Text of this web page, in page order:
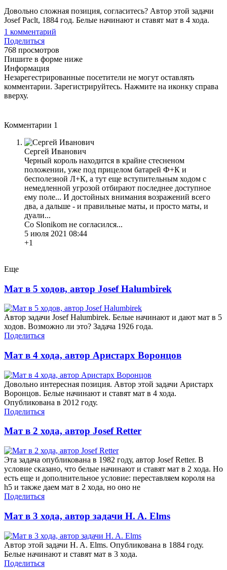
Довольно сложная позиция, согласитесь? Автор этой задачи
Josef Paclt, 1884 год. Белые начинают и ставят мат в 4 хода.
1 комментарий
Поделиться
768 просмотров
Пишите в форме ниже
Информация
Незарегестрированные посетители не могут оставлять
комментарии. Зарегистрируйтесь. Нажмите на иконку справа
вверху.
Комментарии 1
Сергей Иванович
Черный король находится в крайне стесненом
положении, уже под прицелом батарей Ф+К и
бесполезной Л+К, а тут еще вступительным ходом с
немедленной угрозой отбирают последнее доступное
ему поле... И достойных внимания возражений всего
два, а дальше - и правильные маты, и просто маты, и
дуали...
Со Slonikom не согласился...
5 июля 2021 08:44
+1
Еще
Мат в 5 ходов, автор Josef Halumbirek
Автор задачи Josef Halumbirek. Белые начинают и дают мат в 5
ходов. Возможно ли это? Задача 1926 года.
Поделиться
Мат в 4 хода, автор Аристарх Воронцов
Довольно интересная позиция. Автор этой задачи Аристарх
Воронцов. Белые начинают и ставят мат в 4 хода.
Опубликована в 2012 году.
Поделиться
Мат в 2 хода, автор Josef Retter
Эта задача опубликована в 1982 году, автор Josef Retter. В
условие сказано, что белые начинают и ставят мат в 2 хода. Но
есть еще и дополнительное условие: переставляем короля на
h5 и также даем мат в 2 хода, но оно не
Поделиться
Мат в 3 хода, автор задачи H. A. Elms
Автор этой задачи H. A. Elms. Опубликована в 1884 году.
Белые начинают и ставят мат в 3 хода.
Поделиться